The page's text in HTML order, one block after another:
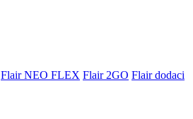
Flair NEO FLEX Flair 2GO Flair dodaci